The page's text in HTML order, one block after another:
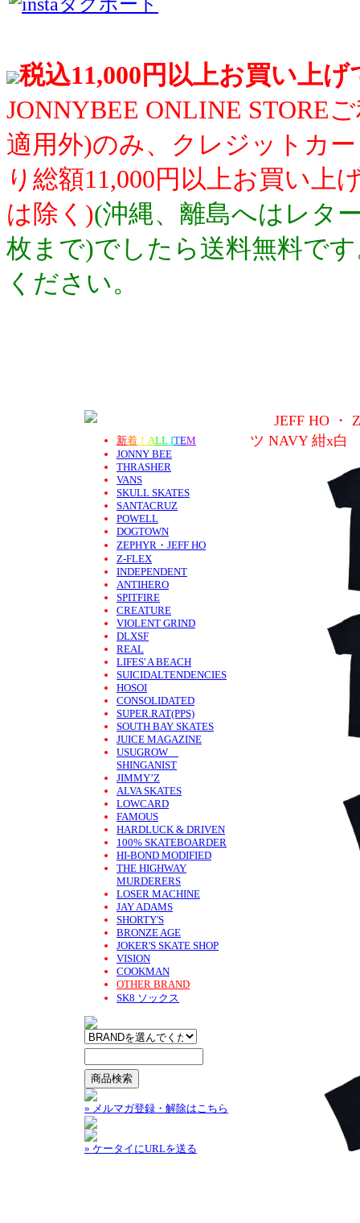
税込11,000円以上お買い上
JONNYBEE ONLINE STORE
適用外)のみ、クレジットカ
り総額11,000円以上お買い上
は除く)(沖縄、離島へはレタ
枚まで)でしたら送料無料で
ください。
新着 ！ ALL ITEM
JONNY BEE
THRASHER
VANS
SKULL SKATES
SANTACRUZ
POWELL
DOGTOWN
ZEPHYR・JEFF HO
Z-FLEX
INDEPENDENT
ANTIHERO
SPITFIRE
CREATURE
VIOLENT GRIND
DLXSF
REAL
LIFES' A BEACH
SUICIDALTENDENCIES
HOSOI
CONSOLIDATED
SUPER.RAT(PPS)
SOUTH BAY SKATES
JUICE MAGAZINE
USUGROW
SHINGANIST
JIMMY’Z
ALVA SKATES
LOWCARD
FAMOUS
HARDLUCK & DRIVEN
100% SKATEBOARDER
HI-BOND MODIFIED
THE HIGHWAY
MURDERERS
LOSER MACHINE
JAY ADAMS
SHORTY'S
BRONZE AGE
JOKER'S SKATE SHOP
VISION
COOKMAN
OTHER BRAND
SK8 ソックス
» メルマガ登録・解除はこちら
» ケータイにURLを送る
JEFF HO ・
ツ NAVY 紺x白